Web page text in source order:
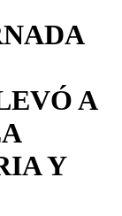
A
Y